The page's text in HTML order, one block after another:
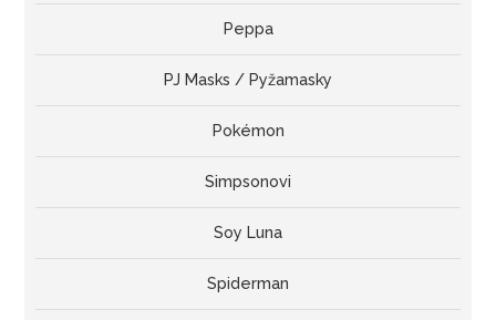
Peppa
PJ Masks / Pyžamasky
Pokémon
Simpsonovi
Soy Luna
Spiderman